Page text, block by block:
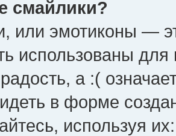
смайлики?
или эмотиконы —
использованы
а :(
в форме
используя